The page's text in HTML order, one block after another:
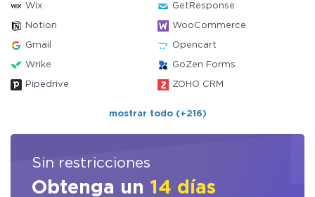
Wix GetResponse
Notion WooCommerce
Gmail Opencart
Wrike GoZen Forms
Pipedrive ZOHO CRM
mostrar todo (+216)
Sin restricciones
Obtenga un 14 días